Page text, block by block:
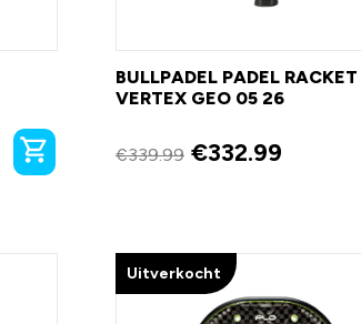
BULLPADEL PADEL RACKET
VERTEX GEO 05 26
€339.99 €332.99
Uitverkocht